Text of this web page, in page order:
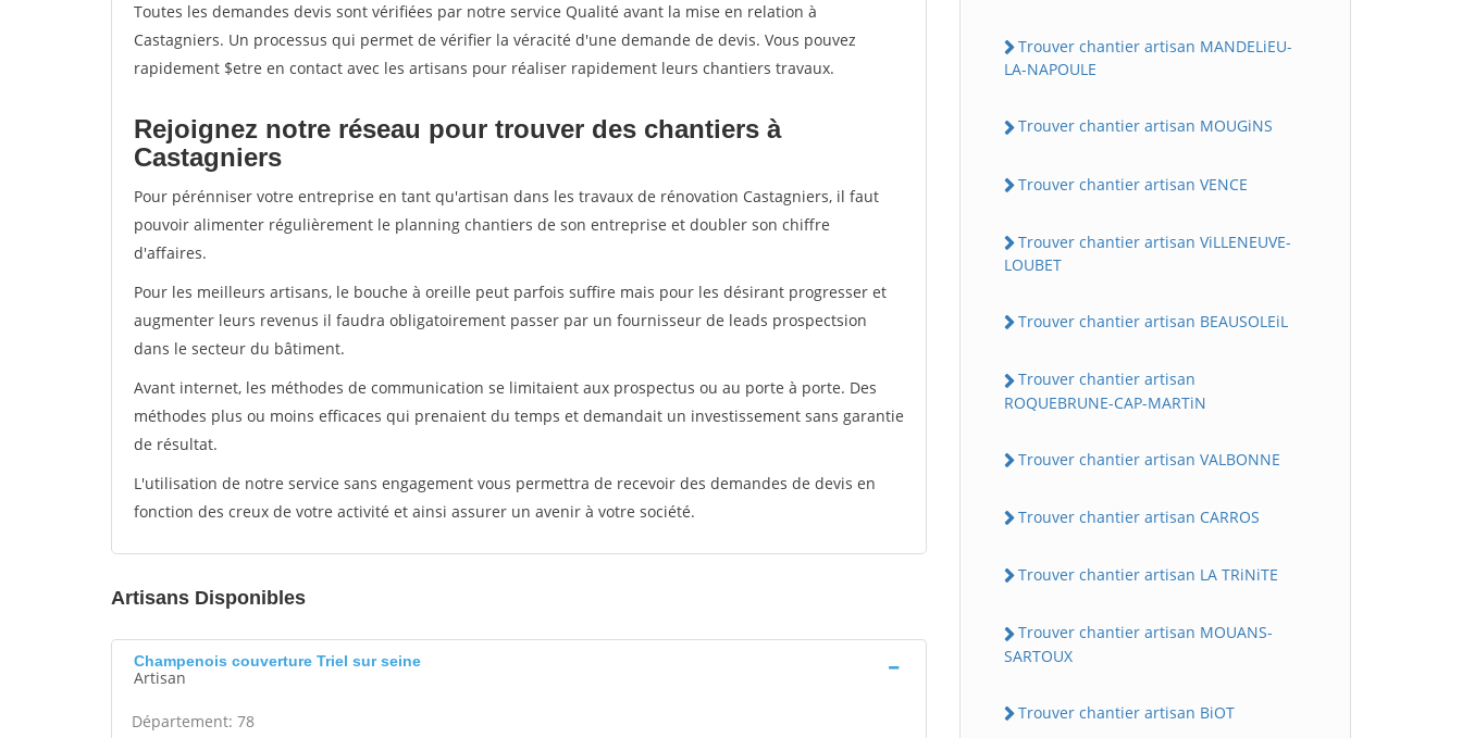
Toutes les demandes devis sont vérifiées par notre service Qualité avant la mise en relation à
Castagniers. Un processus qui permet de vérifier la véracité d'une demande de devis. Vous pouvez
rapidement $etre en contact avec les artisans pour réaliser rapidement leurs chantiers travaux.
Rejoignez notre réseau pour trouver des chantiers à
Castagniers
Pour pérénniser votre entreprise en tant qu'artisan dans les travaux de rénovation Castagniers, il faut
pouvoir alimenter régulièrement le planning chantiers de son entreprise et doubler son chiffre
d'affaires.
Pour les meilleurs artisans, le bouche à oreille peut parfois suffire mais pour les désirant progresser et
augmenter leurs revenus il faudra obligatoirement passer par un fournisseur de leads prospectsion
dans le secteur du bâtiment.
Avant internet, les méthodes de communication se limitaient aux prospectus ou au porte à porte. Des
méthodes plus ou moins efficaces qui prenaient du temps et demandait un investissement sans garantie
de résultat.
L'utilisation de notre service sans engagement vous permettra de recevoir des demandes de devis en
fonction des creux de votre activité et ainsi assurer un avenir à votre société.
Artisans Disponibles
Champenois couverture Triel sur seine
Artisan
Département: 78
Trouver chantier artisan MANDELiEU-
LA-NAPOULE
Trouver chantier artisan MOUGiNS
Trouver chantier artisan VENCE
Trouver chantier artisan ViLLENEUVE-
LOUBET
Trouver chantier artisan BEAUSOLEiL
Trouver chantier artisan
ROQUEBRUNE-CAP-MARTiN
Trouver chantier artisan VALBONNE
Trouver chantier artisan CARROS
Trouver chantier artisan LA TRiNiTE
Trouver chantier artisan MOUANS-
SARTOUX
Trouver chantier artisan BiOT